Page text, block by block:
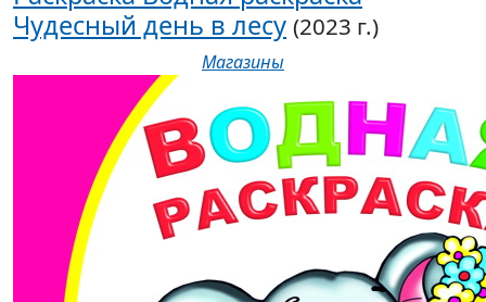
Чудесный день в лесу (2023 г.)
Магазины